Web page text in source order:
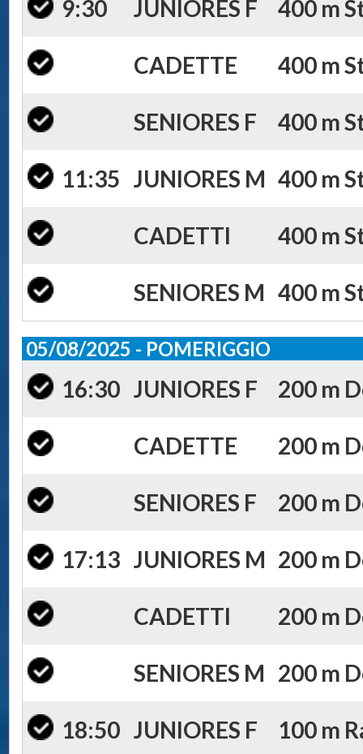
9:30 JUNIORES F 400 m
CADETTE 400 m
SENIORES F 400 m
11:35 JUNIORES M 400 m
CADETTI 400 m
SENIORES M 400 m
05/08/2025 - POMERIGGIO
16:30 JUNIORES F 200 m
CADETTE 200 m
SENIORES F 200 m
17:13 JUNIORES M 200 m
CADETTI 200 m
SENIORES M 200 m
18:50 JUNIORES F 100 m